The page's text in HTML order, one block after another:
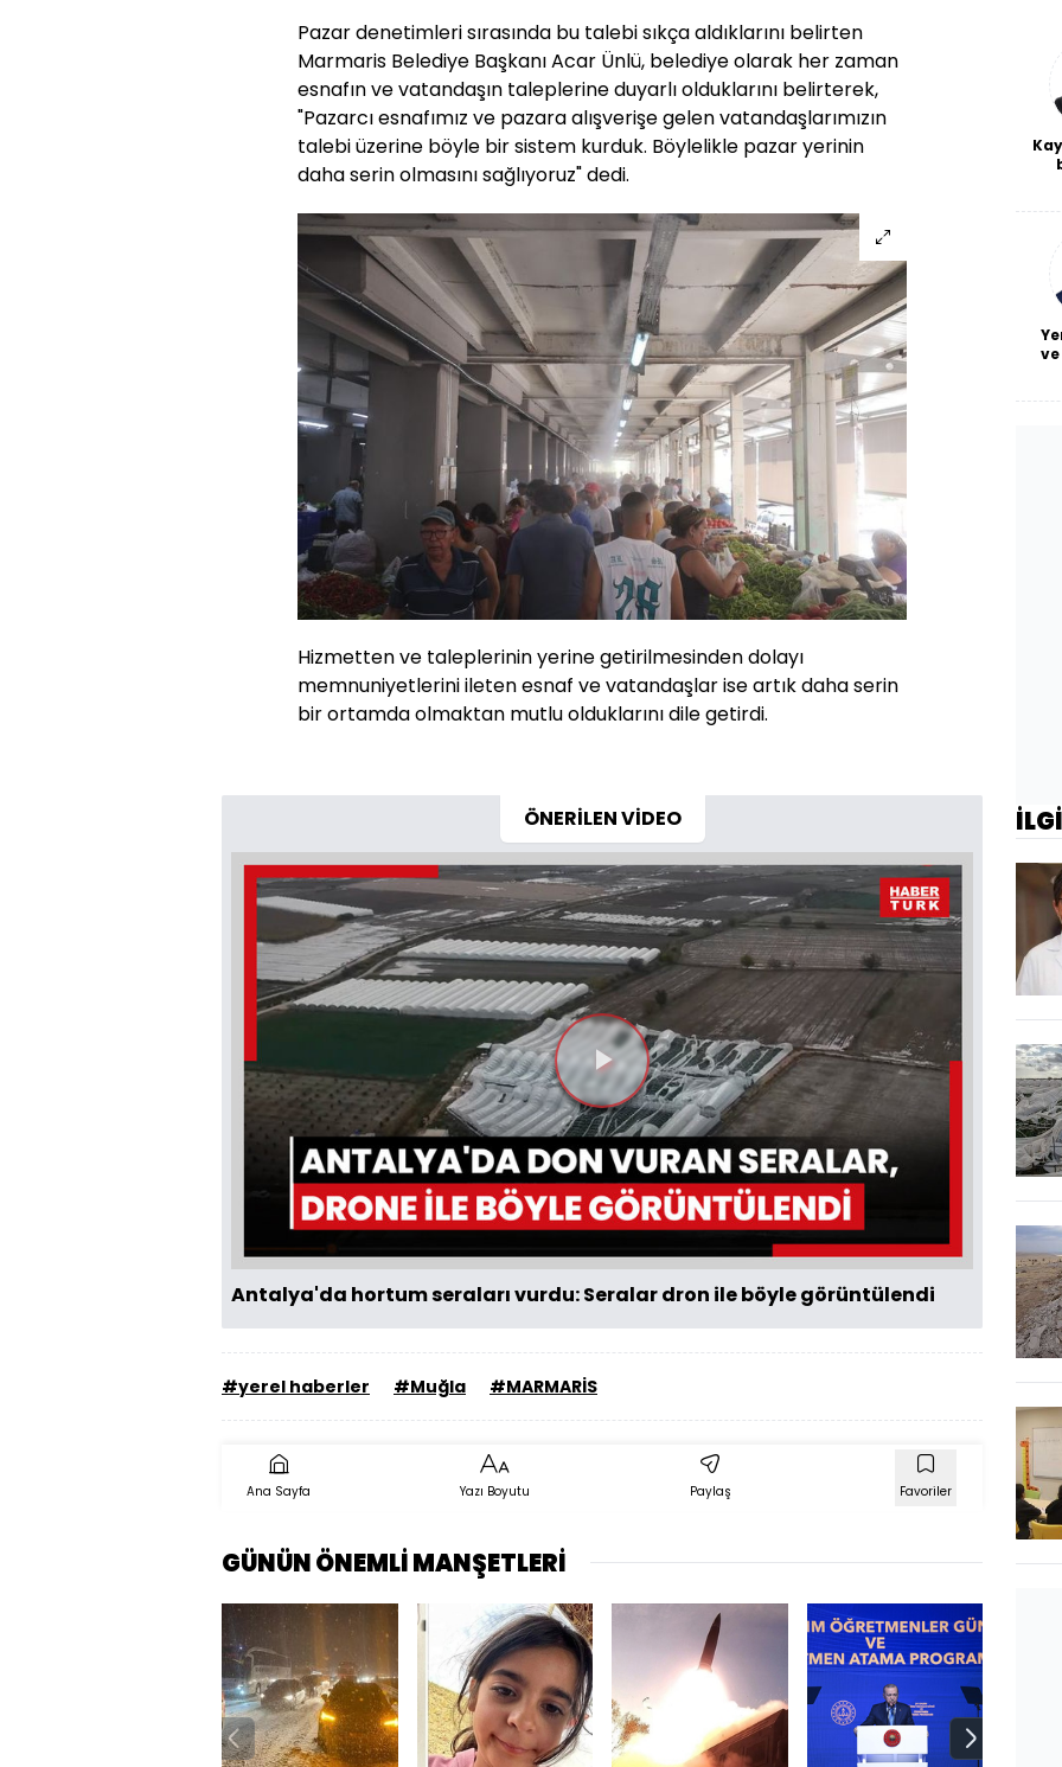
Pazar denetimleri sırasında bu talebi sıkça aldıklarını belirten
Marmaris Belediye Başkanı Acar Ünlü, belediye olarak her zaman
esnafın ve vatandaşın taleplerine duyarlı olduklarını belirterek,
"Pazarcı esnafımız ve pazara alışverişe gelen vatandaşlarımızın
talebi üzerine böyle bir sistem kurduk. Böylelikle pazar yerinin
daha serin olmasını sağlıyoruz" dedi.
Hizmetten ve taleplerinin yerine getirilmesinden dolayı
memnuniyetlerini ileten esnaf ve vatandaşlar ise artık daha serin
bir ortamda olmaktan mutlu olduklarını dile getirdi.
ÖNERİLEN VİDEO
Videoyu
Oynat
Antalya'da hortum seraları vurdu: Seralar dron ile böyle görüntülendi
#yerel haberler #Muğla #MARMARİS
Ana Sayfa Yazı Boyutu Paylaş Favoriler
GÜNÜN ÖNEMLİ MANŞETLERİ